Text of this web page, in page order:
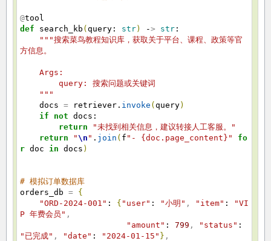
@tool
def search_kb ( query: str) -> str :
"""搜索菜鸟教程知识库，获取关于平台、课程、政策等官
方信息。
Args:
query: 搜索问题或关键词
"""
docs = retriever. invoke ( query)
if
not docs:
return
"未找到相关信息，建议转接人工客服。"
return
"\n " . join ( f "- {doc.page_content}"
fo
r doc in docs )
# 模拟订单数据库
orders_db = {
"ORD-2024-001" : { "user" : "小明" , "item" :
"VI
P 年费会员" ,
"amount" : 799 , "status" :
"已完成" , "date" : "2024-01-15" } ,